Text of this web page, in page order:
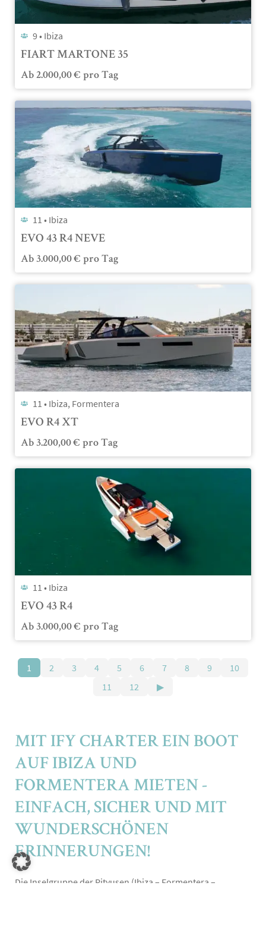
9 • Ibiza
FIART MARTONE 35
Ab 2.000,00€ pro Tag
11 • Ibiza
EVO 43 R4 NEVE
Ab 3.000,00€ pro Tag
11 • Ibiza, Formentera
EVO R4 XT
Ab 3.200,00€ pro Tag
11 • Ibiza
EVO 43 R4
Ab 3.000,00€ pro Tag
1 2 3 4 5 6 7 8 9
10
11
12 ▶
MIT IFY CHARTER EIN BOOT
AUF IBIZA UND
FORMENTERA MIETEN -
EINFACH, SICHER UND MIT
WUNDERSCHÖNEN
ERINNERUNGEN!
Die Inselgruppe der Pityusen (Ibiza – Formentera –